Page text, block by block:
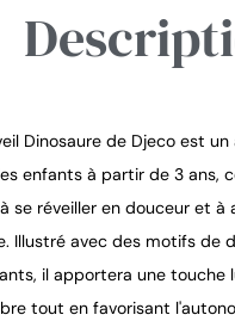
Dinosaure de Djeco est
enfants à partir de 3 ans,
se réveiller en douceur et à
Illustré avec des motifs de
il apportera une touche
tout en favorisant